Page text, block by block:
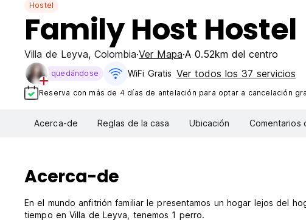
Hostel
Family Host Hostel
Villa de Leyva, Colombia Ver Mapa A 0.52km del centro
quedándose WiFi Gratis Ver todos los 37 servicios
Reserva con más de 4 días de antelación para optar a cancelación
Acerca-de Reglas de la casa Ubicación Comentarios
Acerca-de
En el mundo anfitrión familiar le presentamos un hogar lejos del
tiempo en Villa de Leyva, tenemos 1 perro.